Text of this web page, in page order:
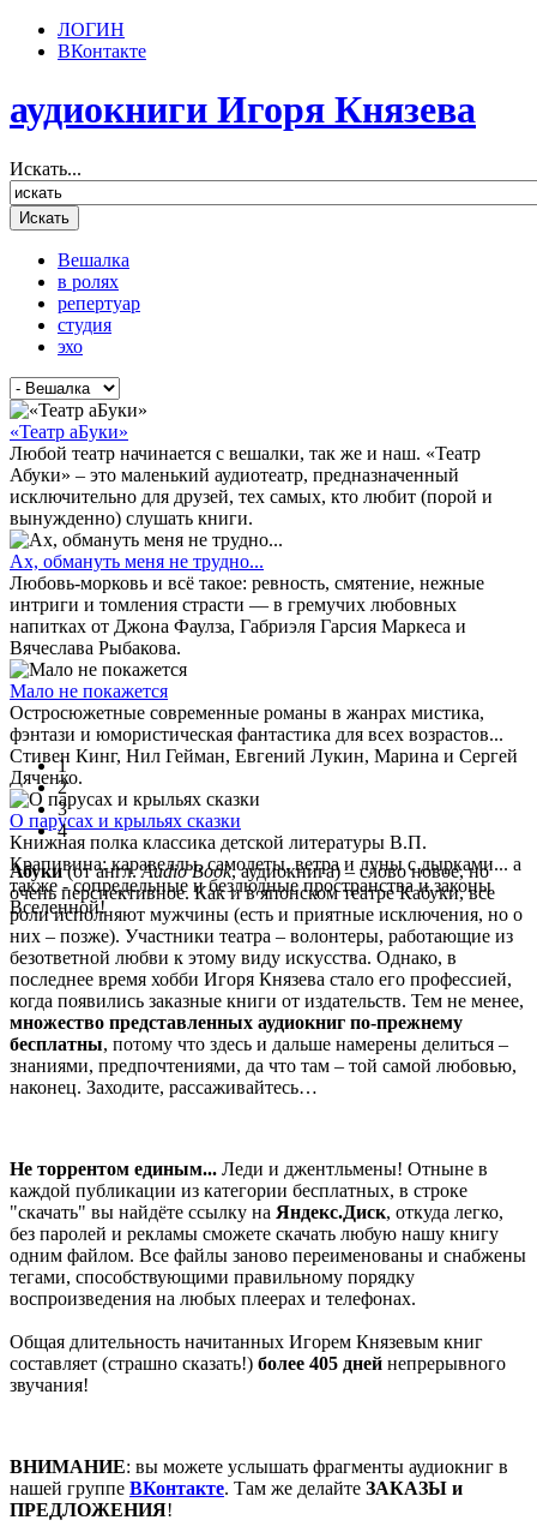
ЛОГИН
ВКонтакте
аудиокниги Игоря Князева
Искать...
Вешалка
в ролях
репертуар
студия
эхо
«Театр аБуки»
Любой театр начинается с вешалки, так же и наш. «Театр
Абуки» – это маленький аудиотеатр, предназначенный
исключительно для друзей, тех самых, кто любит (порой и
вынужденно) слушать книги.
Ах, обмануть меня не трудно...
Любовь-морковь и всё такое: ревность, смятение, нежные
интриги и томления страсти ― в гремучих любовных
напитках от Джона Фаулза, Габриэля Гарсия Маркеса и
Вячеслава Рыбакова.
Мало не покажется
Остросюжетные современные романы в жанрах мистика,
фэнтази и юмористическая фантастика для всех возрастов...
Стивен Кинг, Нил Гейман, Евгений Лукин, Марина и Сергей
Дяченко.
О парусах и крыльях сказки
Книжная полка классика детской литературы В.П.
Крапивина: каравеллы, самолеты, ветра и луны с дырками... а
также - сопредельные и безлюдные пространства и законы
Вселенной!
1
2
3
4
Абуки(от англ.Audio Book, аудиокнига) – слово новое, но
очень перспективное. Как и в японском театре Кабуки, все
роли исполняют мужчины (есть и приятные исключения, но о
них – позже). Участники театра – волонтеры, работающие из
безответной любви к этому виду искусства. Однако, в
последнее время хобби Игоря Князева стало его профессией,
когда появились заказные книги от издательств. Тем не менее,
множество представленных аудиокниг по-прежнему
бесплатны, потому что здесь и дальше намерены делиться –
знаниями, предпочтениями, да что там – той самой любовью,
наконец. Заходите, рассаживайтесь…
Не торрентом единым... Леди и джентльмены! Отныне в
каждой публикации из категории бесплатных, в строке
"скачать" вы найдёте ссылку на Яндекс.Диск, откуда легко,
без паролей и рекламы сможете скачать любую нашу книгу
одним файлом. Все файлы заново переименованы и снабжены
тегами, способствующими правильному порядку
воспроизведения на любых плеерах и телефонах.
Общая длительность начитанных Игорем Князевым книг
составляет (страшно сказать!) более 405 дней непрерывного
звучания!
ВНИМАНИЕ: вы можете услышать фрагменты аудиокниг в
нашей группе ВКонтакте. Там же делайте ЗАКАЗЫ и
ПРЕДЛОЖЕНИЯ!